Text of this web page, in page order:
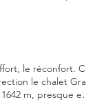
le réconfort. Ce
le chalet Grat
m, presque en